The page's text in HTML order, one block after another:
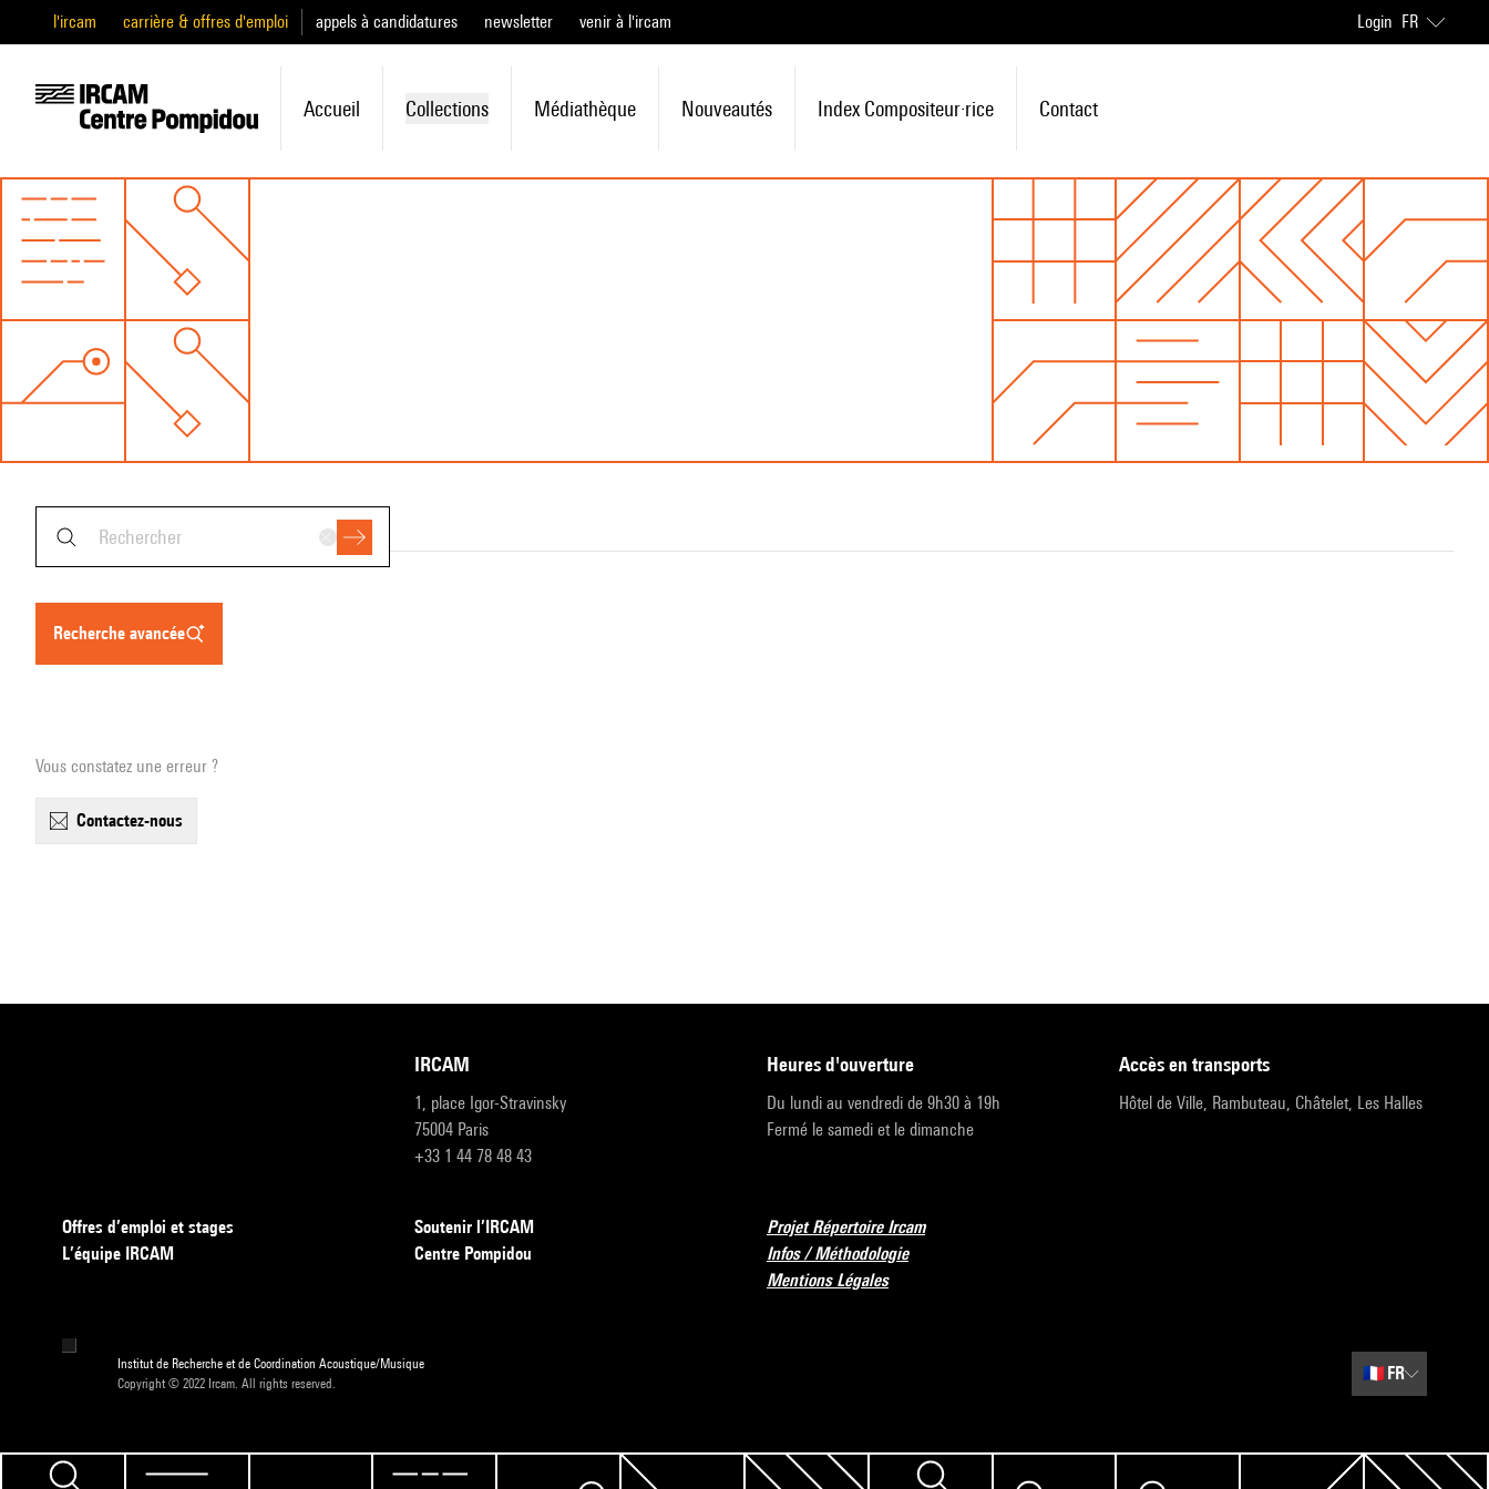
l'ircam carrière & offres d'emploi appels à candidatures newsletter venir à l'ircam Login FR
Accueil Collections Médiathèque Nouveautés Index Compositeur·rice Contact
recherche avancée
Vous constatez une erreur ?
contactez-nous
IRCAM
1, place Igor-Stravinsky
75004 Paris
+33 1 44 78 48 43
heures d'ouverture
Du lundi au vendredi de 9h30 à 19h
Fermé le samedi et le dimanche
accès en transports
Hôtel de Ville, Rambuteau, Châtelet, Les Halles
Offres d’emploi et stages
L’équipe IRCAM
Soutenir l’IRCAM
Centre Pompidou
Projet Répertoire Ircam
Infos / Méthodologie
Mentions Légales
Institut de Recherche et de Coordination Acoustique/Musique
Copyright © 2022 Ircam. All rights reserved.
🇫🇷 FR